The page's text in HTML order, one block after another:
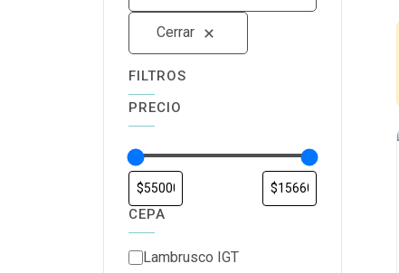
Cerrar
FILTROS
PRECIO
CEPA
Lambrusco IGT